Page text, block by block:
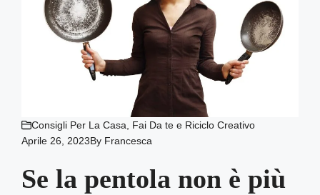
Consigli Per La Casa, Fai Da te e Riciclo Creativo
Aprile 26, 2023By Francesca
Se la pentola non è più